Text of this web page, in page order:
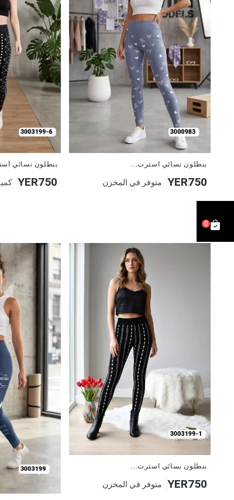
0
بنطلون نسائي استرت...
YER750 متوفر في المخزن
بنطلون نسائي
YER750
بنطلون نسائي استرت...
YER750 متوفر في المخزن